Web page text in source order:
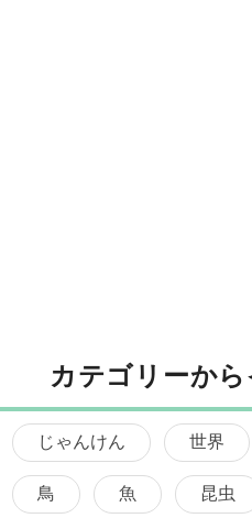
カテゴリーか
じゃんけん 世界
鳥 魚 昆虫